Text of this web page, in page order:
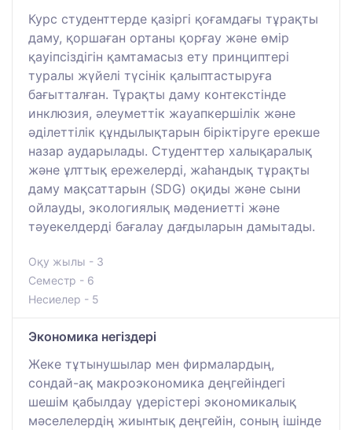
Курс студенттерде қазіргі қоғамдағы тұрақты
даму, қоршаған ортаны қорғау және өмір
қауіпсіздігін қамтамасыз ету принциптері
туралы жүйелі түсінік қалыптастыруға
бағытталған. Тұрақты даму контекстінде
инклюзия, әлеуметтік жауапкершілік және
әділеттілік құндылықтарын біріктіруге ерекше
назар аударылады. Студенттер халықаралық
және ұлттық ережелерді, жаһандық тұрақты
даму мақсаттарын (SDG) оқиды және сыни
ойлауды, экологиялық мәдениетті және
тәуекелдерді бағалау дағдыларын дамытады.
Оқу жылы - 3
Семестр - 6
Несиелер - 5
Экономика негіздері
Жеке тұтынушылар мен фирмалардың,
сондай-ақ макроэкономика деңгейіндегі
шешім қабылдау үдерістері экономикалық
мәселелердің жиынтық деңгейін, соның ішінде